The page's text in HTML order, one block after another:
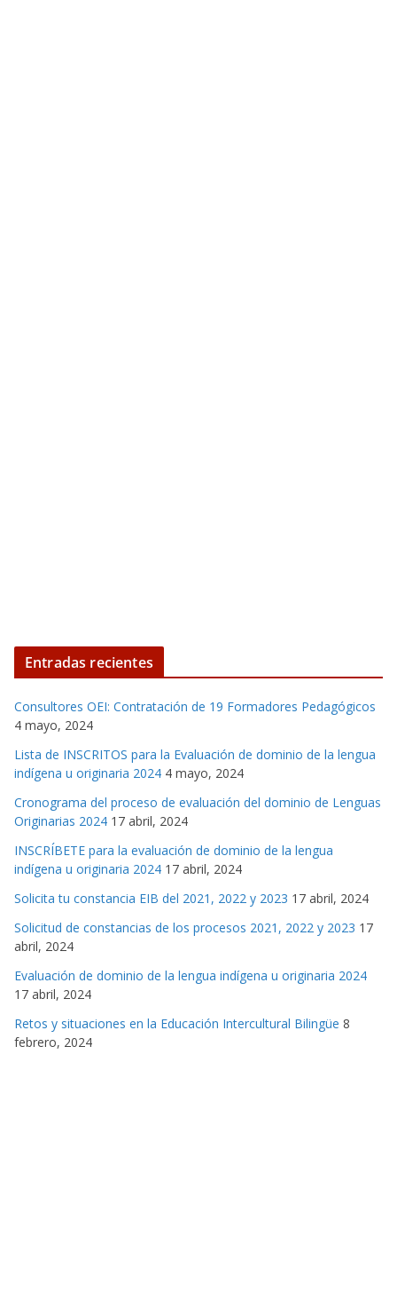
Entradas recientes
Consultores OEI: Contratación de 19 Formadores Pedagógicos
4 mayo, 2024
Lista de INSCRITOS para la Evaluación de dominio de la lengua
indígena u originaria 2024 4 mayo, 2024
Cronograma del proceso de evaluación del dominio de Lenguas
Originarias 2024 17 abril, 2024
INSCRÍBETE para la evaluación de dominio de la lengua
indígena u originaria 2024 17 abril, 2024
Solicita tu constancia EIB del 2021, 2022 y 2023 17 abril, 2024
Solicitud de constancias de los procesos 2021, 2022 y 2023 17
abril, 2024
Evaluación de dominio de la lengua indígena u originaria 2024
17 abril, 2024
Retos y situaciones en la Educación Intercultural Bilingüe 8
febrero, 2024